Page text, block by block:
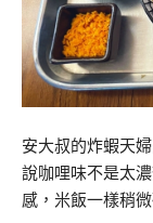
安大叔的炸蝦天
說咖哩味不是太
感，米飯一樣稍